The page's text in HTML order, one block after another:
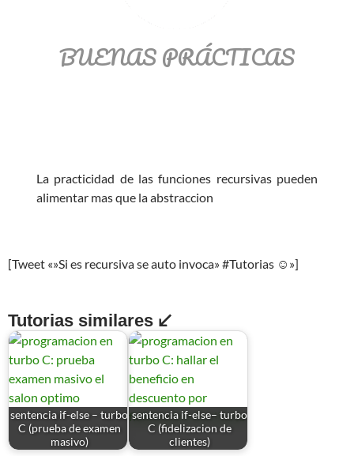
BUENAS PRÁCTICAS
La practicidad de las funciones recursivas pueden
alimentar mas que la abstraccion
[Tweet «»Si es recursiva se auto invoca» #Tutorias ☺»]
Tutorias similares ↙
sentencia if-else – turbo
C (prueba de examen
masivo)
sentencia if-else– turbo
C (fidelizacion de
clientes)